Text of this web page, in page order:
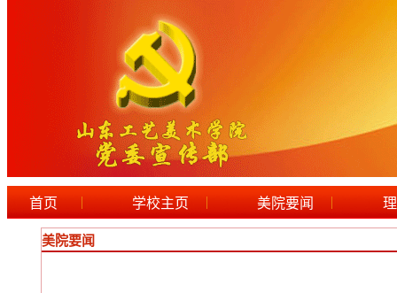
首页 | 学校主页 | 美院要闻 |
美院要闻